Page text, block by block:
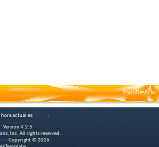
ZonaDeVicio
hora actual es: 20:04 .
Version 4.2.5
Inc. All rights reserved.
Copyright © 2026.